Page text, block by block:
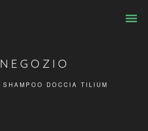
NEGOZIO
SHAMPOO DOCCIA TILIUM